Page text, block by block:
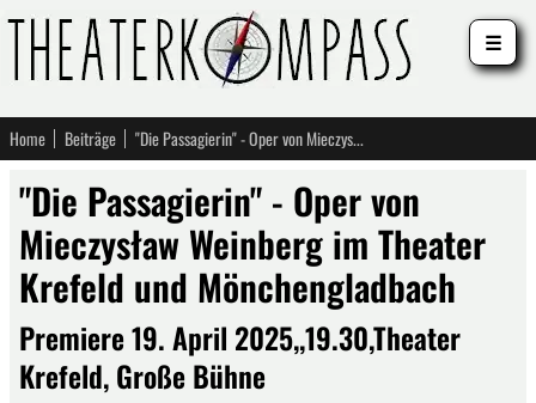
Home Beiträge "Die Passagierin" - Oper von Mieczysław Weinberg im Theater Krefeld und Mönchengladbach
"Die Passagierin" - Oper von
Mieczysław Weinberg im Theater
Krefeld und Mönchengladbach
Premiere 19. April 2025,,19.30,Theater
Krefeld, Große Bühne
☰